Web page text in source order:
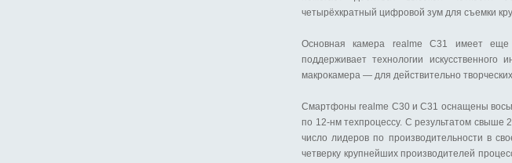
четырёхкратный цифровой зум для съемки
Основная камера realme C31 имеет
поддерживает технологии
макрокамера — для действительно
Смартфоны realme C30 и C31 оснащены
по 12-нм техпроцессу. С результатом свыше
число лидеров по производительности в
четверку крупнейших производителей